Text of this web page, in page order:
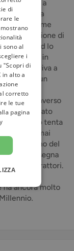
superiore a
se diventa
venera come
Tentazione di
Pound lo
mettono in
arriva a
delineare un
e delle
Attraverso
il lato
libro tenta
quanto mai
e all'interno del
in rassegna
e detrattori.
e
ha ancora molto
di
le
sono al
i
"Scopri di
in alto a
corretto
le tue
pagina